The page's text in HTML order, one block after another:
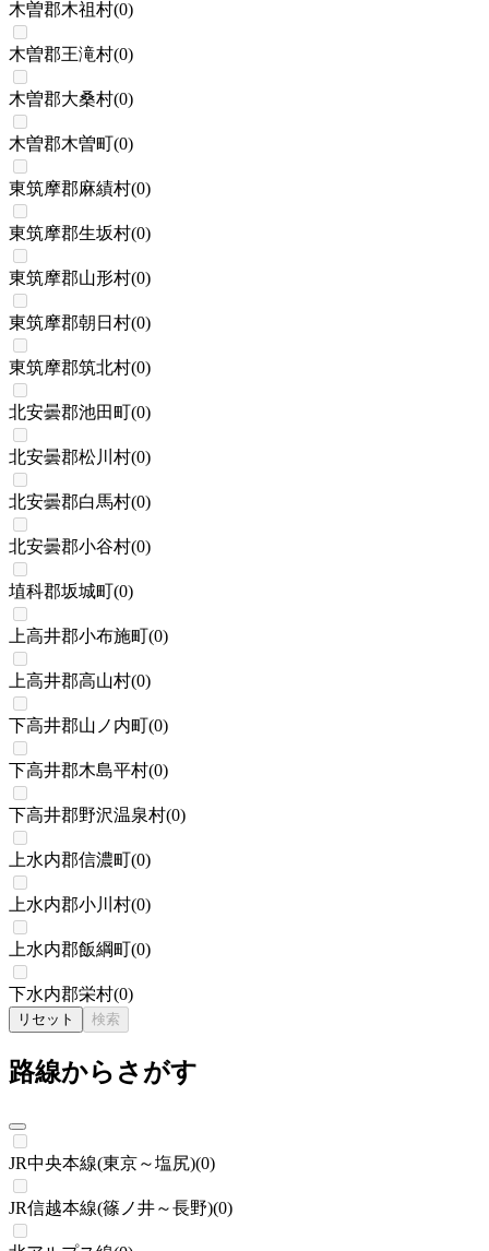
木曽郡木祖村(0)
木曽郡王滝村(0)
木曽郡大桑村(0)
木曽郡木曽町(0)
東筑摩郡麻績村(0)
東筑摩郡生坂村(0)
東筑摩郡山形村(0)
東筑摩郡朝日村(0)
東筑摩郡筑北村(0)
北安曇郡池田町(0)
北安曇郡松川村(0)
北安曇郡白馬村(0)
北安曇郡小谷村(0)
埴科郡坂城町(0)
上高井郡小布施町(0)
上高井郡高山村(0)
下高井郡山ノ内町(0)
下高井郡木島平村(0)
下高井郡野沢温泉村(0)
上水内郡信濃町(0)
上水内郡小川村(0)
上水内郡飯綱町(0)
下水内郡栄村(0)
リセット 検索
路線からさがす
JR中央本線(東京～塩尻)(0)
JR信越本線(篠ノ井～長野)(0)